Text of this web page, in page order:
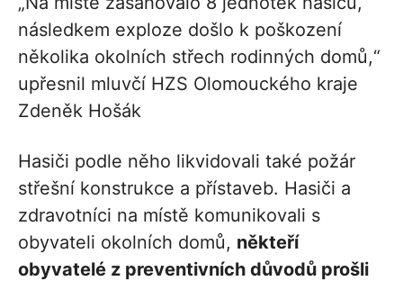
následkem exploze došlo k poškození
několika okolních střech rodinných domů,“
upřesnil mluvčí HZS Olomouckého kraje
Zdeněk Hošák
Hasiči podle něho likvidovali také požár
střešní konstrukce a přístaveb. Hasiči a
zdravotníci na místě komunikovali s
obyvateli okolních domů, někteří
obyvatelé z preventivních důvodů prošli